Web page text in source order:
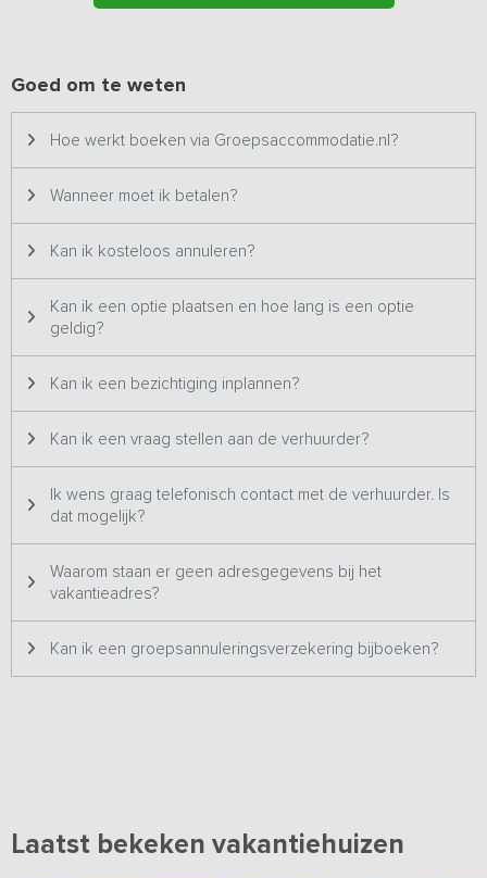
inloopdouche, toilet en wastafel, voor een rustig moment bij het
Buiten
Op het terras van de accommodatie kun je heerlijk genieten van
van Overijssel en Friesland kun je uitstapjes maken naar de
pittoreske Zuiderzeedorpjes, een bezoek brengen aan het
schitterende Giethoorn of het Woudagemaal (Unesco
Goed om te weten
Hoe werkt boeken via Groepsaccommodatie.nl?
Wanneer moet ik betalen?
Kan ik kosteloos annuleren?
Kan ik een optie plaatsen en hoe lang is een optie
geldig?
Kan ik een bezichtiging inplannen?
Kan ik een vraag stellen aan de verhuurder?
Ik wens graag telefonisch contact met de verhuurder. Is
dat mogelijk?
Waarom staan er geen adresgegevens bij het
vakantieadres?
Kan ik een groepsannuleringsverzekering bijboeken?
Laatst bekeken vakantiehuizen